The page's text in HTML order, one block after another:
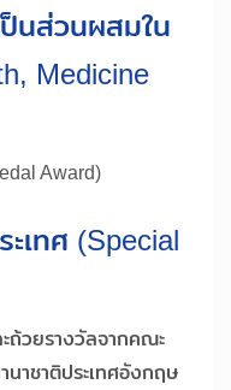
นส่วนผสมใน
Medicine
Award)
เทศ (Special
ถ้วยรางวัลจากคณะ
าชาติประเทศอังกฤษ